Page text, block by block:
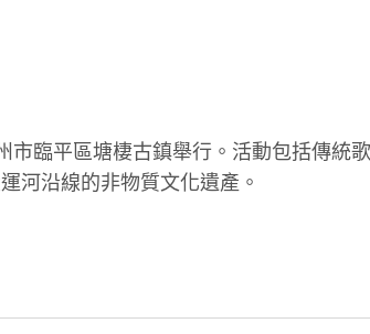
臨平區塘棲古鎮舉行。活動包括傳統
河沿線的非物質文化遺產。